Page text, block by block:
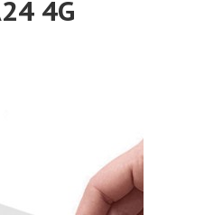
4G